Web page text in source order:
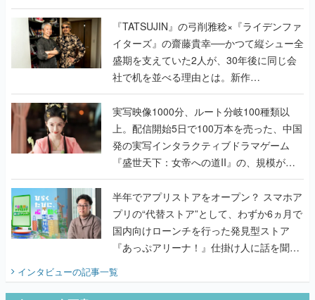
で作り込まれた理由を両ディレクターに聞
く
『TATSUJIN』の弓削雅稔×『ライデンファ
イターズ』の齋藤貴幸──かつて縦シュー全
盛期を支えていた2人が、30年後に同じ会
社で机を並べる理由とは。新作
『TATSUJIN EXTREME』で初タッグを組
んだレジェンド2人に訊く開発秘話
実写映像1000分、ルート分岐100種類以
上。配信開始5日で100万本を売った、中国
発の実写インタラクティブドラマゲーム
『盛世天下：女帝への道II』の、規模が違
うこだわりをプロデューサーに聞いた
半年でアプリストアをオープン？ スマホア
プリの“代替ストア”として、わずか6ヵ月で
国内向けローンチを行った発見型ストア
『あっぷアリーナ！』仕掛け人に話を聞い
てみた
インタビューの記事一覧